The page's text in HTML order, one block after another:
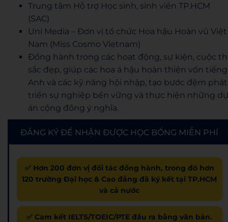
Trung tâm Hỗ trợ Học sinh, sinh viên TP.HCM
(SAC)
Uni Media – Đơn vị tổ chức Hoa hậu Hoàn vũ Việt
Nam (Miss Cosmo Vietnam)
Đồng hành trong các hoạt động, sự kiện, cuộc
sắc đẹp, giúp các hoa á hậu hoàn thiện vốn tiếng
Anh và các kỹ năng hội nhập, tạo bước đệm phát
triển sự nghiệp bền vững và thực hiện những dự
án cộng đồng ý nghĩa.
ĐĂNG KÝ ĐỂ NHẬN ĐƯỢC HỌC BỔNG MIỄN PHÍ
✅ Hơn 200 đơn vị đối tác đồng hành, trong đó hơn
120 trường Đại học & Cao đẳng đã ký kết tại TP.HCM
và cả nước
✅ Cam kết IELTS/TOEIC/PTE đầu ra bằng văn bản.